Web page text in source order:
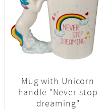
Mug with Unicorn
handle "Never stop
dreaming"